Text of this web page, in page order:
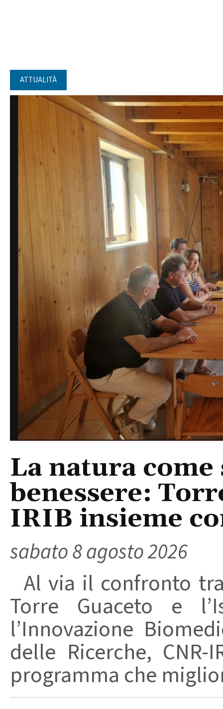
ATTUALITÀ
La natura
benessere:
IRIB insieme
sabato 8 agosto 2026
Al via il confronto
Torre Guaceto e
l’Innovazione
delle Ricerche,
programma che